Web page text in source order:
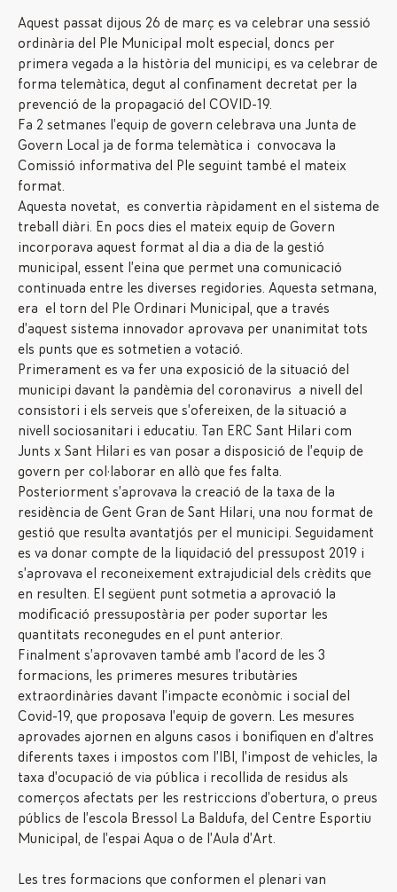
Aquest passat dijous 26 de març es va celebrar una sessió
ordinària del Ple Municipal molt especial, doncs per
primera vegada a la història del municipi, es va celebrar de
forma telemàtica, degut al confinament decretat per la
prevenció de la propagació del COVID-19.
Fa 2 setmanes l’equip de govern celebrava una Junta de
Govern Local ja de forma telemàtica i convocava la
Comissió informativa del Ple seguint també el mateix
format.
Aquesta novetat, es convertia ràpidament en el sistema de
treball diàri. En pocs dies el mateix equip de Govern
incorporava aquest format al dia a dia de la gestió
municipal, essent l’eina que permet una comunicació
continuada entre les diverses regidories. Aquesta setmana,
era el torn del Ple Ordinari Municipal, que a través
d’aquest sistema innovador aprovava per unanimitat tots
els punts que es sotmetien a votació.
Primerament es va fer una exposició de la situació del
municipi davant la pandèmia del coronavirus a nivell del
consistori i els serveis que s’ofereixen, de la situació a
nivell sociosanitari i educatiu. Tan ERC Sant Hilari com
Junts x Sant Hilari es van posar a disposició de l’equip de
govern per col·laborar en allò que fes falta.
Posteriorment s’aprovava la creació de la taxa de la
residència de Gent Gran de Sant Hilari, una nou format de
gestió que resulta avantatjós per el municipi. Seguidament
es va donar compte de la liquidació del pressupost 2019 i
s’aprovava el reconeixement extrajudicial dels crèdits que
en resulten. El següent punt sotmetia a aprovació la
modificació pressupostària per poder suportar les
quantitats reconegudes en el punt anterior.
Finalment s’aprovaven també amb l’acord de les 3
formacions, les primeres mesures tributàries
extraordinàries davant l’impacte econòmic i social del
Covid-19, que proposava l’equip de govern. Les mesures
aprovades ajornen en alguns casos i bonifiquen en d’altres
diferents taxes i impostos com l’IBI, l’impost de vehicles, la
taxa d’ocupació de via pública i recollida de residus als
comerços afectats per les restriccions d’obertura, o preus
públics de l’escola Bressol La Baldufa, del Centre Esportiu
Municipal, de l’espai Aqua o de l’Aula d’Art.
Les tres formacions que conformen el plenari van